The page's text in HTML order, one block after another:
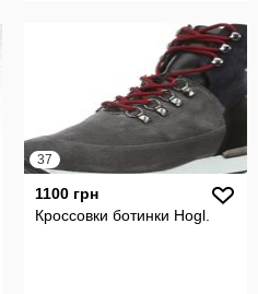
37
1100 грн
Кроссовки ботинки Hogl.